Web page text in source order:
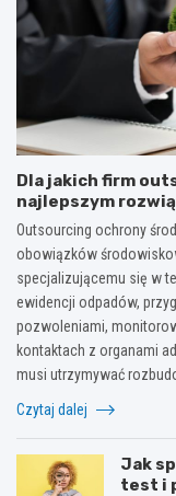
Dla jakich firm
najlepszym
Outsourcing ochrony
obowiązków
specjalizującemu się w
ewidencji odpadów,
pozwoleniami,
kontaktach z organami
musi utrzymywać
Czytaj dalej
Jak
test i